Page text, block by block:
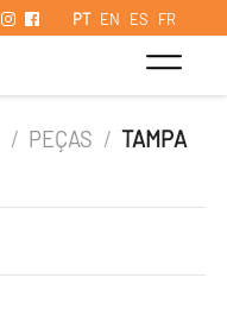
PT EN ES FR
/ PEÇAS / TAMPA